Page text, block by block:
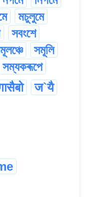
মচুলুমে
সবংশে
সমূলি
সম্যকৰূপে
ज`यै